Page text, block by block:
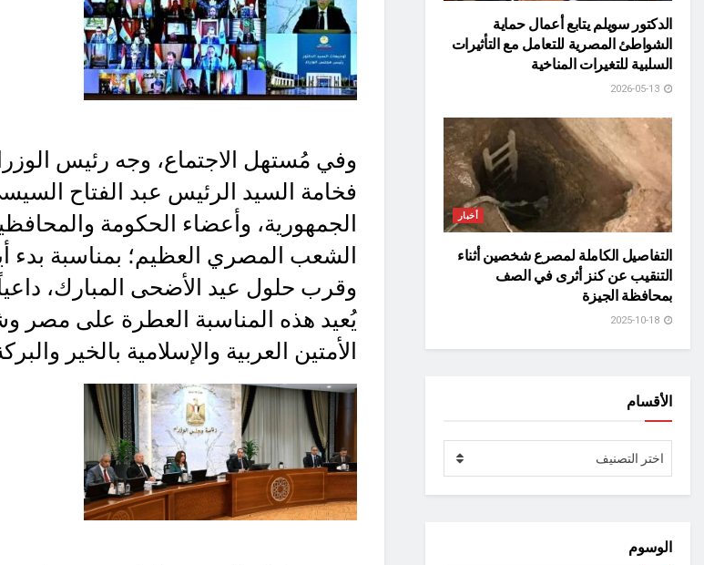
وفي مُستهل الاجتماع، وجه رئيس
فخامة السيد الرئيس عبد الفتاح
الجمهورية، وأعضاء الحكومة
الشعب المصري العظيم؛ بمناسبة بدء
وقرب حلول عيد الأضحى المبارك،
يُعيد هذه المناسبة العطرة على مصر
الأمتين العربية والإسلامية بالخير
الدكتور سويلم يتابع أعمال حماية
الشواطئ المصرية للتعامل مع التأثيرات
السلبية للتغيرات المناخية
أخبار
التفاصيل الكاملة لمصرع شخصين أثناء
التنقيب عن كنز أثرى في الصف
بمحافظة الجيزة
الأقسام
اختر التصنيف
الوسوم